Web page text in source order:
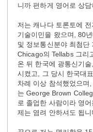
니까 편하게 영어로 상담
저는 캐나다 토론토에
기술이민을 왔으며 , 80
및 정보통신분야 최첨단
Chicago의 Tellabs 그리
온 뒤 한국에 광통신기술
시켰고
그 당시 한국대
차례 이상 참석했었으며
는 George Brown
로 졸업한 사람이라 영어
제는 염려 안하셔도 됩니